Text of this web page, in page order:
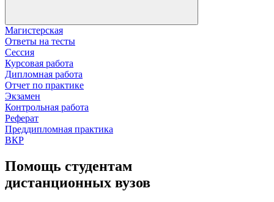
Магистерская
Ответы на тесты
Сессия
Курсовая работа
Дипломная работа
Отчет по практике
Экзамен
Контрольная работа
Реферат
Преддипломная практика
ВКР
Помощь студентам
дистанционных вузов